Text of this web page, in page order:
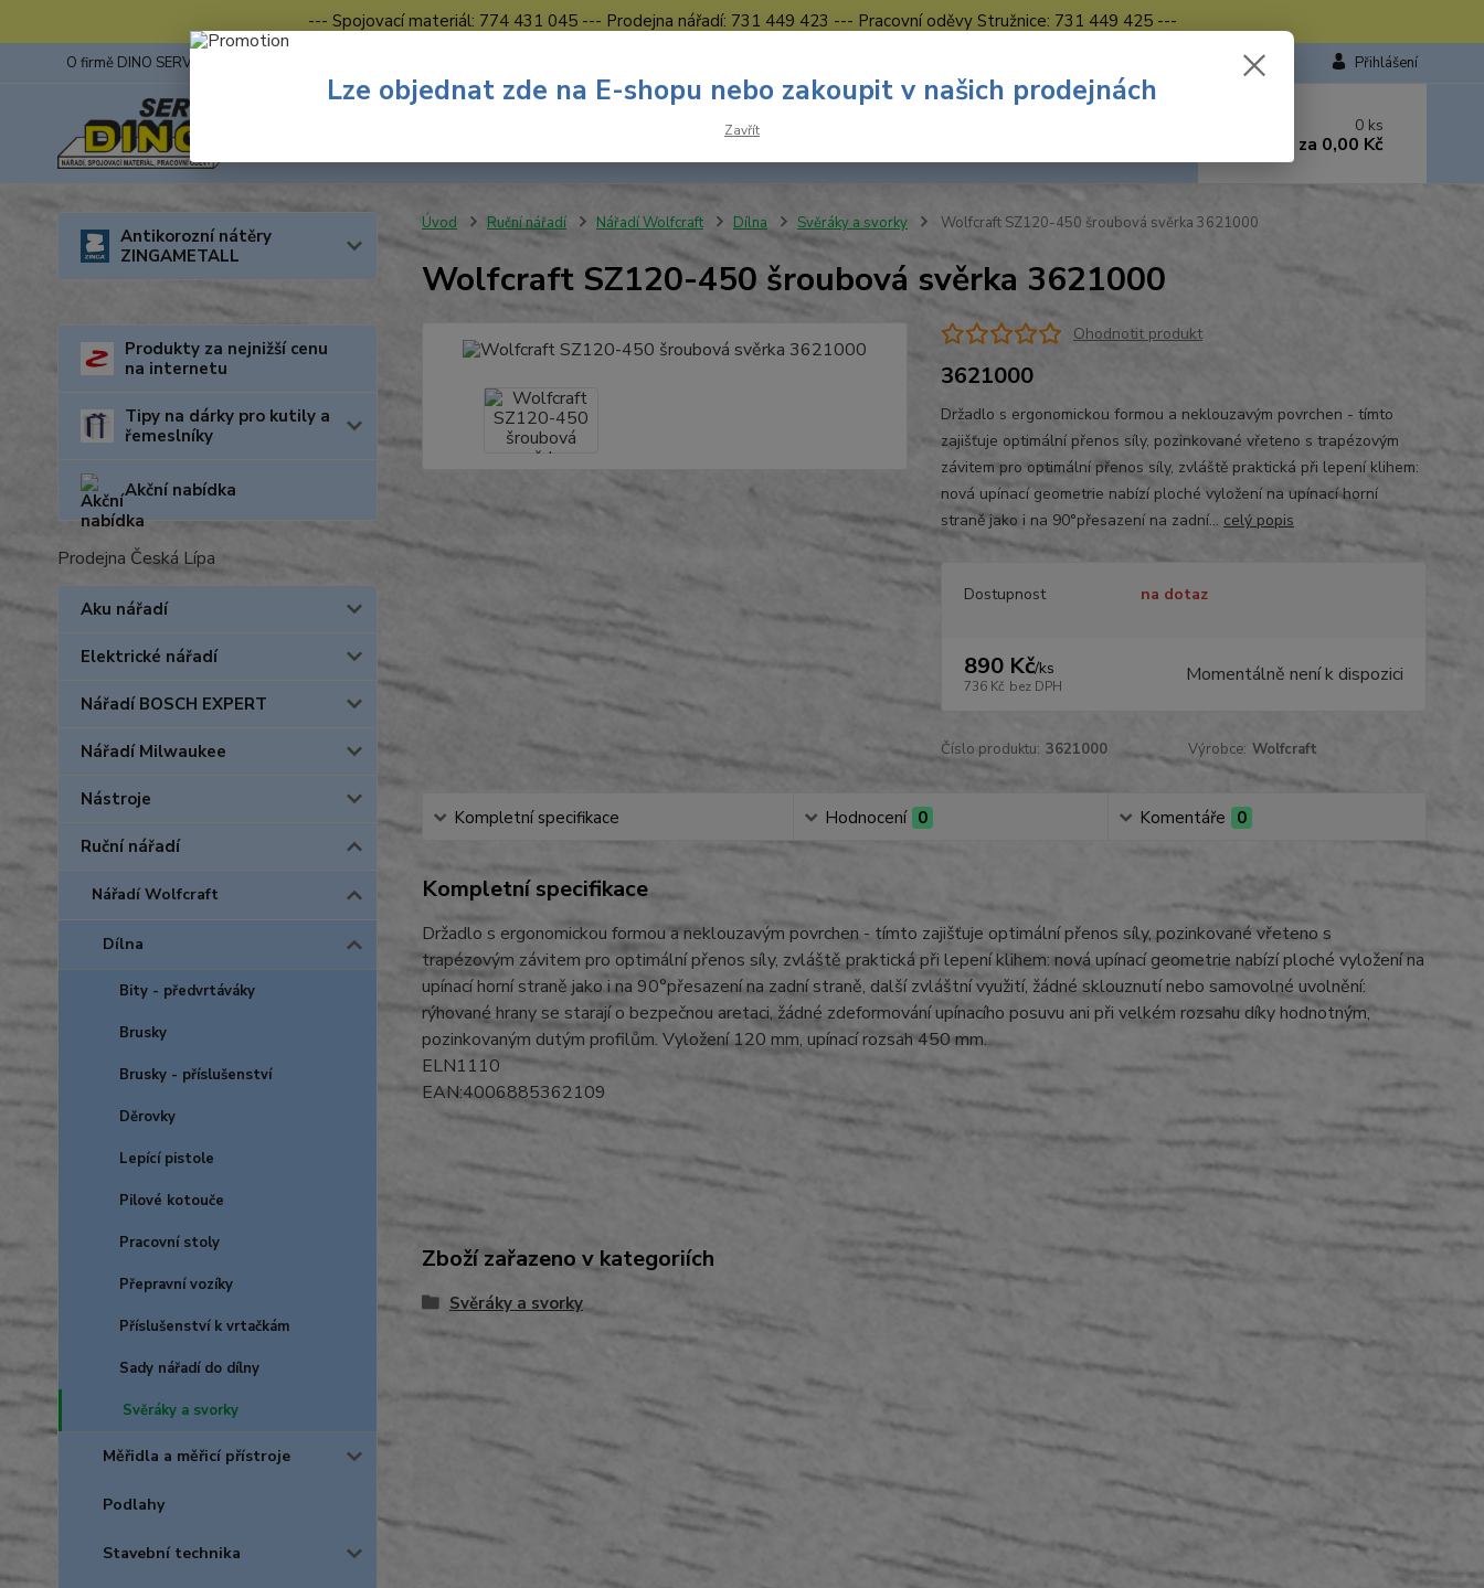
--- Spojovací materiál: 774 431 045 --- Prodejna nářadí: 731 449 423 --- Pracovní oděvy Stružnice: 731 449 425 ---
O firmě DINO SERVIS s.r.o. Přihlášení
Hledat
Nevíte si rady? Zavolejte.
0 ks
za 0,00 Kč
Antikorozní nátěry
ZINGAMETALL
Produkty za nejnižší cenu
na internetu
Tipy na dárky pro kutily a
řemeslníky
Akční nabídka
Prodejna Česká Lípa
Aku nářadí
Elektrické nářadí
Nářadí BOSCH EXPERT
Nářadí Milwaukee
Nástroje
Ruční nářadí
Nářadí Wolfcraft
Dílna
Bity - předvrtáváky
Brusky
Brusky - příslušenství
Děrovky
Lepící pistole
Pilové kotouče
Pracovní stoly
Přepravní vozíky
Příslušenství k vrtačkám
Sady nářadí do dílny
Svěráky a svorky
Měřidla a měřicí přístroje
Podlahy
Stavební technika
Úvod Ruční nářadí Nářadí Wolfcraft Dílna Svěráky a svorky Wolfcraft SZ120-450 šroubová svěrka 3621000
Wolfcraft SZ120-450 šroubová svěrka 3621000
Ohodnotit produkt
3621000
Držadlo s ergonomickou formou a neklouzavým povrchen - tímto
zajišťuje optimální přenos síly, pozinkované vřeteno s trapézovým
závitem pro optimální přenos síly, zvláště praktická při lepení klihem:
nová upínací geometrie nabízí ploché vyložení na upínací horní
straně jako i na 90°přesazení na zadní... celý popis
Dostupnost na dotaz
890 Kč/ks
736 Kč bez DPH Momentálně není k dispozici
Číslo produktu: 3621000 Výrobce: Wolfcraft
Kompletní specifikace Hodnocení 0 Komentáře 0
Kompletní specifikace
Držadlo s ergonomickou formou a neklouzavým povrchen - tímto zajišťuje optimální přenos síly, pozinkované vřeteno s
trapézovým závitem pro optimální přenos síly, zvláště praktická při lepení klihem: nová upínací geometrie nabízí ploché vyložení na
upínací horní straně jako i na 90°přesazení na zadní straně, další zvláštní využití, žádné sklouznutí nebo samovolné uvolnění:
rýhované hrany se starají o bezpečnou aretaci, žádné zdeformování upínacího posuvu ani při velkém rozsahu díky hodnotným,
pozinkovaným dutým profilům. Vyložení 120 mm, upínací rozsah 450 mm.
ELN1110
EAN:4006885362109
Zboží zařazeno v kategoriích
Svěráky a svorky
Lze objednat zde na E-shopu nebo zakoupit v našich prodejnách
Zavřít